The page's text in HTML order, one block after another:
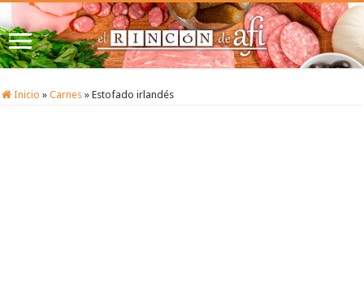
Inicio » Carnes » Estofado irlandés